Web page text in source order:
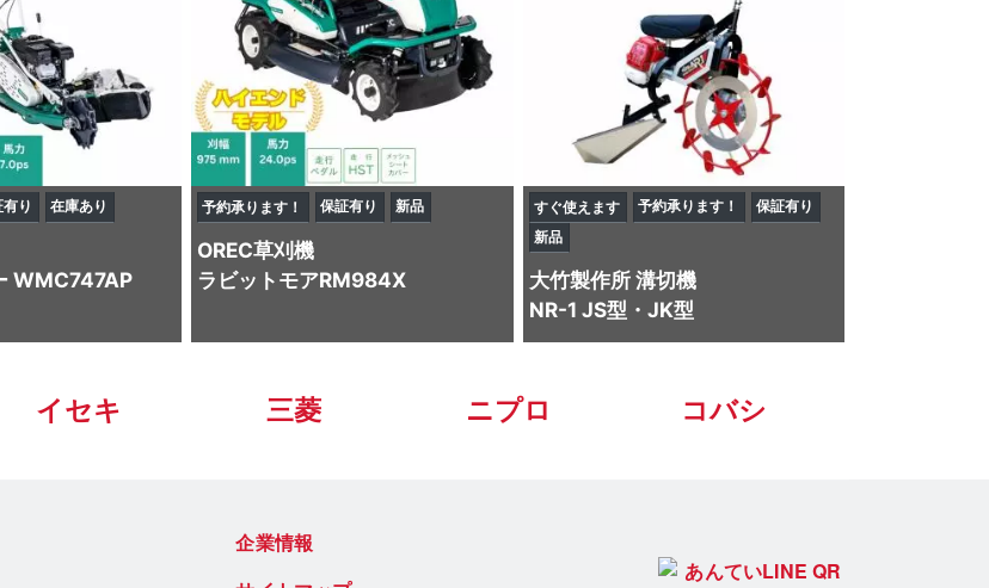
り 在庫あり
WMC747AP
予約承ります！ 保証有り 新品
OREC草刈機
ラビットモアRM984X
すぐ使えます 予約承ります！
保証有り
新品
大竹製作所溝切機
NR-1 JS型・JK型
イセキ 三菱 ニプロ コバシ
企業情報